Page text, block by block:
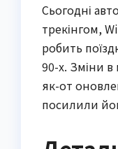
Сьогодні
трекінгом,
робить
90-х. Зміни в
як-от
посилили